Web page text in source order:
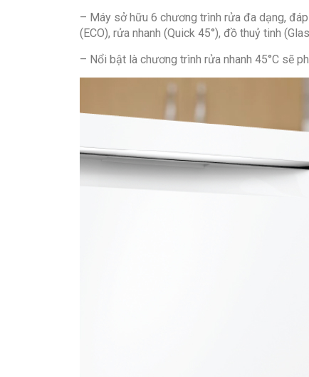
– Máy sở hữu 6 chương trình rửa đa dạng,
(ECO), rửa nhanh (Quick 45°), đồ thuỷ tinh
– Nổi bật là chương trình rửa nhanh 45°C sẽ